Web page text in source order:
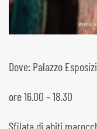
Dove: Palazzo
ore 16.00 – 18.30
Sfilata di abiti